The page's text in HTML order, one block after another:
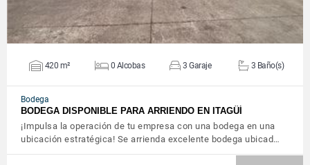
420 m² 0 Alcobas 3 Garaje 3 Baño(s)
Bodega
BODEGA DISPONIBLE PARA ARRIENDO EN ITAGÜÍ
¡Impulsa la operación de tu empresa con una bodega en una
ubicación estratégica! Se arrienda excelente bodega ubicad…